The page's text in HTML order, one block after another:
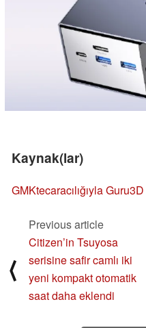
Kaynak(lar)
GMKtecaracılığıyla Guru3D
⟨
Previous article
Citizen’in Tsuyosa
serisine safir camlı iki
yeni kompakt otomatik
saat daha eklendi